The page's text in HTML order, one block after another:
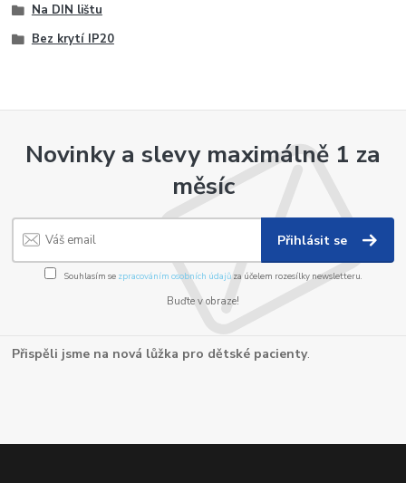
Na DIN lištu
Bez krytí IP20
Novinky a slevy maximálně 1 za
měsíc
Přihlásit se
Souhlasím se zpracováním osobních údajůza účelem rozesílky newsletteru.
Buďte v obraze!
Přispěli jsme na nová lůžka pro dětské pacienty.